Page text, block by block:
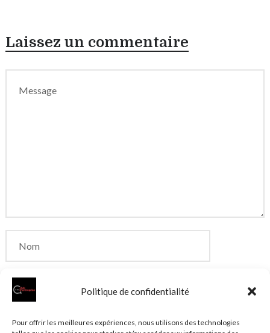
Politique de confidentialité
Pour offrir les meilleures expériences, nous utilisons des technologies
Laissez un commentaire
Enregistrer mon nom, mon e-mail et mon site dans